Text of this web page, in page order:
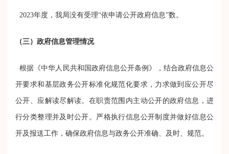
2023年度 ， 我局没有受理“依申请公开政府信息”数。
（三） 政府信息管理情况
根据《中华人民共和国政府信息公开条例》，结合政府信息公
开要求和基层政务公开标准化规范化要求，力求做到应公开尽
公开、应解读尽解读。在职责范围内主动公开的政府信息，进
行分类整理并及时公开。严格执行信息公开制度并做好信息公
开及报送工作，确保政府信息与政务公开准确、及时、规范。